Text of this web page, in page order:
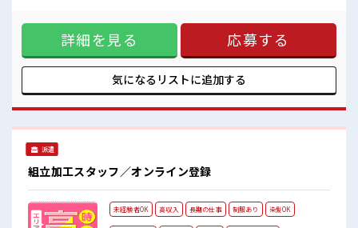
ロッカーあり！
安心してお仕事に集中♪
残業も1日1H程度あるので給料の上乗せも期待できそう！
制≫ 週末は家族や友人と一緒にプライベート満喫！ ≪動きや
すい制服アリ≫ 制服があるので、 毎日の服装の悩み解消♪ ≪
様々なお仕事をご提案≫ 一人で悩まず気軽に相談できる、 派
遣のお仕事です！ ■職場の雰囲気 休憩室で自分タイム！ のん
びりスマホチェック♪ ロッカーあり！ 安心してお仕事に集中
♪ 残業も1日1H程度あるので給料の上乗せも期待できそう！
詳細を見る 応募する
気になるリストに追加する
派遣
組立加工スタッフ／オンライン登録
未経験者OK 高収入 長期の仕事 制服あり 染髪OK